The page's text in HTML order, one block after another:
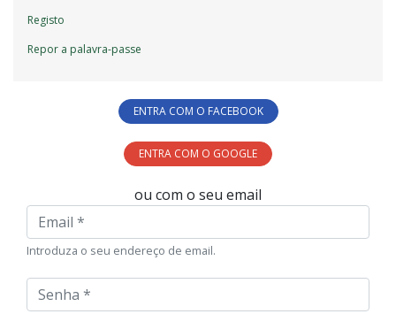
ENTRA COM O FACEBOOK
ENTRA COM O GOOGLE
ou com o seu email
Email
Introduza o seu endereço de email.
Senha
Registo
Repor a palavra-passe